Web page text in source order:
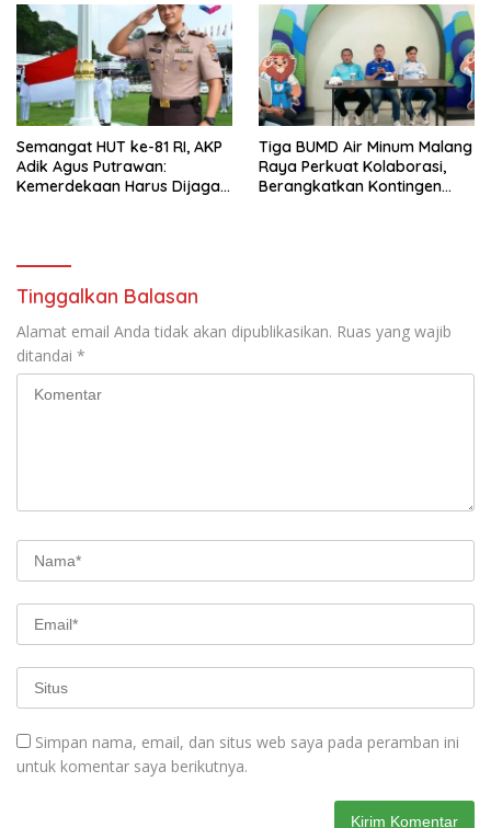
Semangat HUT ke-81 RI, AKP
Adik Agus Putrawan:
Kemerdekaan Harus Dijaga
Tiga BUMD Air Minum Malang
Raya Perkuat Kolaborasi,
Berangkatkan Kontingen
Tinggalkan Balasan
Alamat email Anda tidak akan dipublikasikan. Ruas yang wajib
ditandai *
Simpan nama, email, dan situs web saya pada peramban ini
untuk komentar saya berikutnya.